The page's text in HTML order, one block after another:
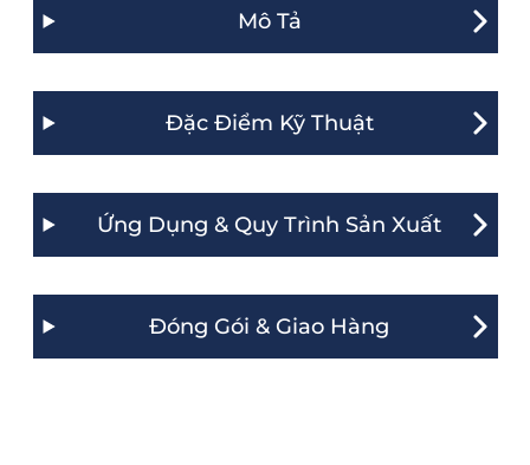
Mô Tả
Đặc Điểm Kỹ Thuật
Ứng Dụng & Quy Trình Sản Xuất
Đóng Gói & Giao Hàng